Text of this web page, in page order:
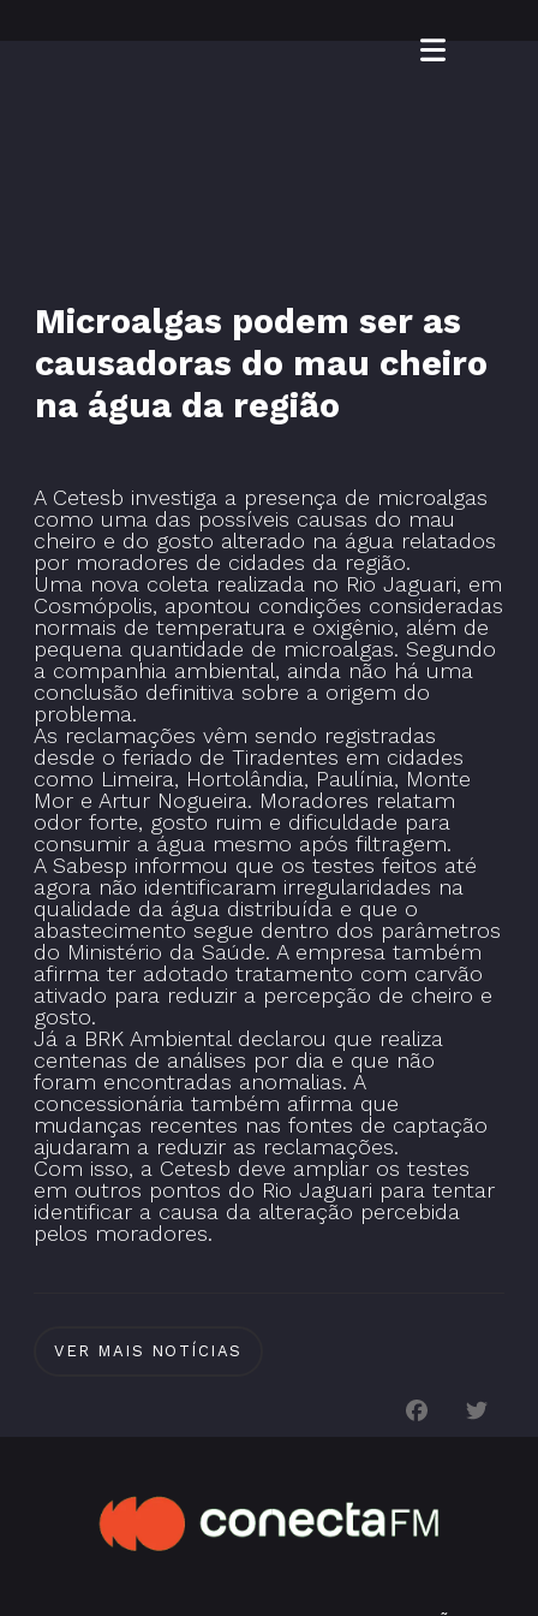
Microalgas podem ser as
causadoras do mau cheiro
na água da região
A Cetesb investiga a presença de microalgas
como uma das possíveis causas do mau
cheiro e do gosto alterado na água relatados
por moradores de cidades da região.
Uma nova coleta realizada no Rio Jaguari, em
Cosmópolis, apontou condições consideradas
normais de temperatura e oxigênio, além de
pequena quantidade de microalgas. Segundo
a companhia ambiental, ainda não há uma
conclusão definitiva sobre a origem do
problema.
As reclamações vêm sendo registradas
desde o feriado de Tiradentes em cidades
como Limeira, Hortolândia, Paulínia, Monte
Mor e Artur Nogueira. Moradores relatam
odor forte, gosto ruim e dificuldade para
consumir a água mesmo após filtragem.
A Sabesp informou que os testes feitos até
agora não identificaram irregularidades na
qualidade da água distribuída e que o
abastecimento segue dentro dos parâmetros
do Ministério da Saúde. A empresa também
afirma ter adotado tratamento com carvão
ativado para reduzir a percepção de cheiro e
gosto.
Já a BRK Ambiental declarou que realiza
centenas de análises por dia e que não
foram encontradas anomalias. A
concessionária também afirma que
mudanças recentes nas fontes de captação
ajudaram a reduzir as reclamações.
Com isso, a Cetesb deve ampliar os testes
em outros pontos do Rio Jaguari para tentar
identificar a causa da alteração percebida
pelos moradores.
VER MAIS NOTÍCIAS